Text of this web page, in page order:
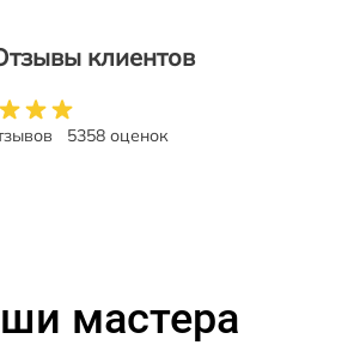
клиентов
5358 оценок
мастера